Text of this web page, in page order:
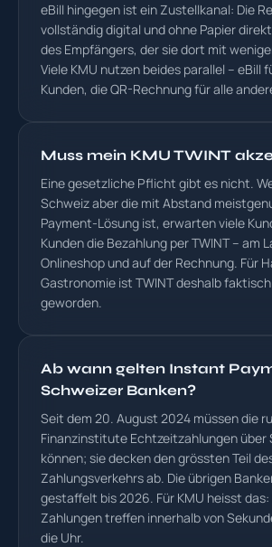
eBill hingegen ist ein Zustellkanal: Die
vollständig digital und ohne Papier
des Empfängers, der sie dort mit
Viele KMU nutzen beides parallel – eBill
Kunden, die QR-Rechnung für alle
Muss mein KMU TWINT
Eine gesetzliche Pflicht gibt es nicht.
Schweiz aber die mit Abstand
Payment-Lösung ist, erwarten viele
Kunden die Bezahlung per TWINT – am
Onlineshop und auf der Rechnung. Für
Gastronomie ist TWINT deshalb
geworden.
Ab wann gelten Instant
Schweizer Banken?
Seit dem 20. August 2024 müssen die
Finanzinstitute Echtzeitzahlungen über
können; sie decken den grössten Teil
Zahlungsverkehrs ab. Die übrigen
gestaffelt bis 2026. Für KMU heisst
Zahlungen treffen innerhalb von
die Uhr.